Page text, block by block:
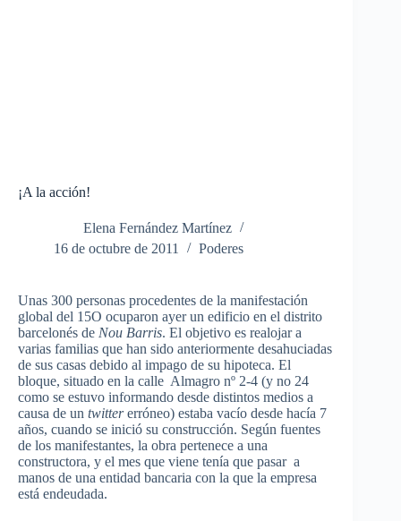
¡A la acción!
Elena Fernández Martínez
16 de octubre de 2011
Poderes
Unas 300 personas procedentes de la manifestación
global del 15O ocuparon ayer un edificio en el distrito
barcelonés de Nou Barris. El objetivo es realojar a
varias familias que han sido anteriormente desahuciadas
de sus casas debido al impago de su hipoteca. El
bloque, situado en la calle Almagro nº 2-4 (y no 24
como se estuvo informando desde distintos medios a
causa de un twittererróneo) estaba vacío desde hacía 7
años, cuando se inició su construcción. Según fuentes
de los manifestantes, la obra pertenece a una
constructora, y el mes que viene tenía que pasar a
manos de una entidad bancaria con la que la empresa
está endeudada.